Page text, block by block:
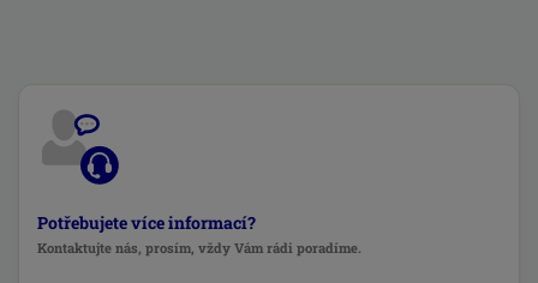
Potřebujete více informací?
Kontaktujte nás, prosím, vždy Vám rádi poradíme.